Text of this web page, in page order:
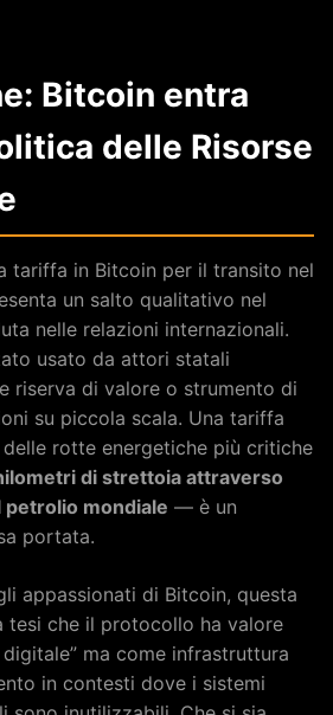
Bitcoin entra
delle Risorse
tariffa in Bitcoin per il transito nel
un salto qualitativo nel
nelle relazioni internazionali.
usato da attori statali
riserva di valore o strumento di
su piccola scala. Una tariffa
rotte energetiche più critiche
di strettoia attraverso
petrolio mondiale — è un
portata.
appassionati di Bitcoin, questa
tesi che il protocollo ha valore
ma come infrastruttura
in contesti dove i sistemi